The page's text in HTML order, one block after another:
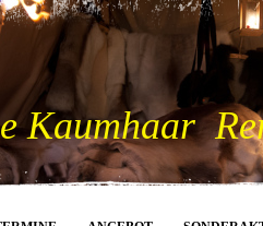
Kaumhaar